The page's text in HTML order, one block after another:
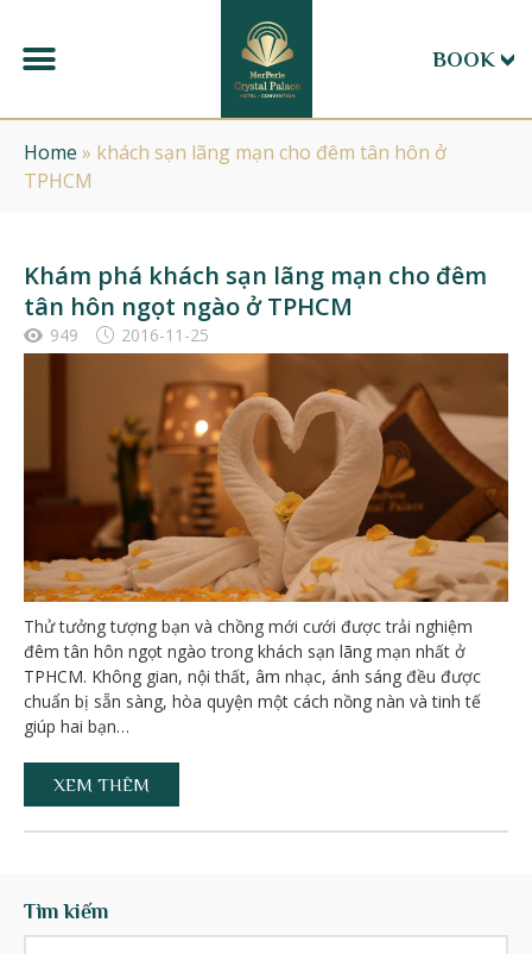
BOOK
Home » khách sạn lãng mạn cho đêm tân hôn ở
TPHCM
Khám phá khách sạn lãng mạn cho đêm
tân hôn ngọt ngào ở TPHCM
949 2016-11-25
Thử tưởng tượng bạn và chồng mới cưới được trải nghiệm
đêm tân hôn ngọt ngào trong khách sạn lãng mạn nhất ở
TPHCM. Không gian, nội thất, âm nhạc, ánh sáng đều được
chuẩn bị sẵn sàng, hòa quyện một cách nồng nàn và tinh tế
giúp hai bạn…
XEM THÊM
Tìm kiếm